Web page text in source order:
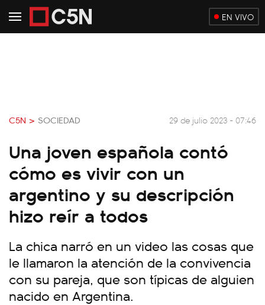
EN VIVO
C5N > SOCIEDAD 29 de julio 2023 - 07:46
Una joven española contó
cómo es vivir con un
argentino y su descripción
hizo reír a todos
La chica narró en un video las cosas que
le llamaron la atención de la convivencia
con su pareja, que son típicas de alguien
nacido en Argentina.